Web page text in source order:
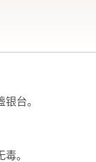
台。
。